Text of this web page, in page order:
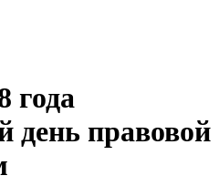
года
день правовой